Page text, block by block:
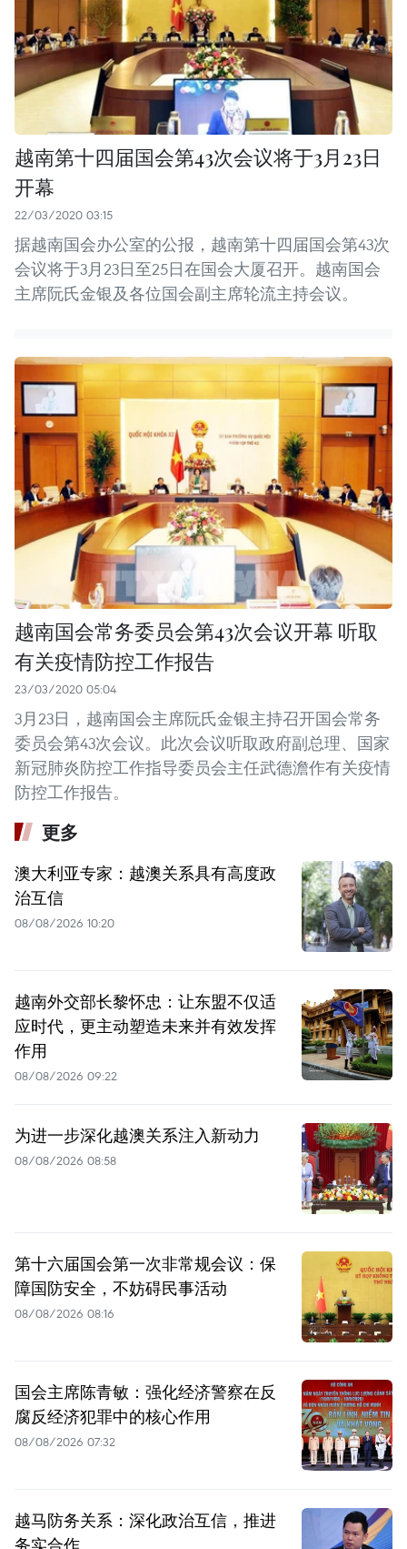
越南第十四届国会第43次会议将于3月23日
开幕
22/03/2020 03:15
据越南国会办公室的公报，越南第十四届国会第43次
会议将于3月23日至25日在国会大厦召开。越南国会
主席阮氏金银及各位国会副主席轮流主持会议。
越南国会常务委员会第43次会议开幕 听取
有关疫情防控工作报告
23/03/2020 05:04
3月23日，越南国会主席阮氏金银主持召开国会常务
委员会第43次会议。此次会议听取政府副总理、国家
新冠肺炎防控工作指导委员会主任武德澹作有关疫情
防控工作报告。
更多
澳大利亚专家：越澳关系具有高度政
治互信
08/08/2026 10:20
越南外交部长黎怀忠：让东盟不仅适
应时代，更主动塑造未来并有效发挥
作用
08/08/2026 09:22
为进一步深化越澳关系注入新动力
08/08/2026 08:58
第十六届国会第一次非常规会议：保
障国防安全，不妨碍民事活动
08/08/2026 08:16
国会主席陈青敏：强化经济警察在反
腐反经济犯罪中的核心作用
08/08/2026 07:32
越马防务关系：深化政治互信，推进